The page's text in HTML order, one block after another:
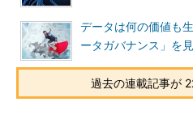
データは何の価値も
ータガバナンス」を
過去の連載記事が